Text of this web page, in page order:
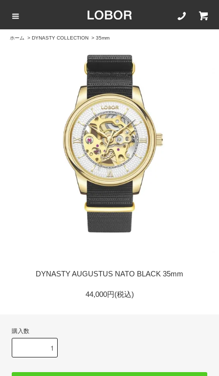
ホーム > DYNASTY COLLECTION > 35mm
DYNASTY AUGUSTUS NATO BLACK 35mm
44,000円(税込)
購入数